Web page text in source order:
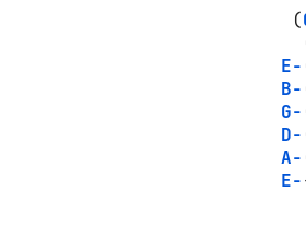
  (
E-
B-
G-
D-
A-
E-